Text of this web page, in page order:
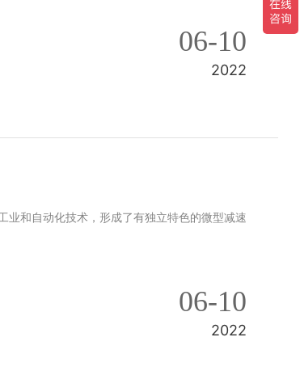
06-10
2022
业和自动化技术，形成了有独立特色的微型减速
06-10
2022